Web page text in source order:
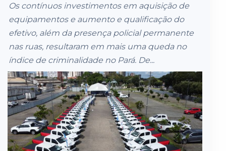
Os contínuos investimentos em aquisição de
equipamentos e aumento e qualificação do
efetivo, além da presença policial permanente
nas ruas, resultaram em mais uma queda no
índice de criminalidade no Pará. De...